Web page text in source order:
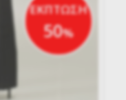
ΕΚΠΤΩΣΗ
50%